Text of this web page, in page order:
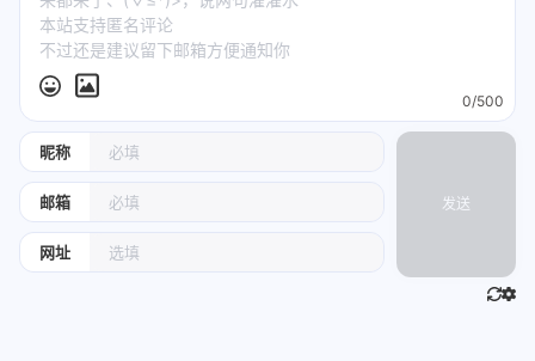
昵称
邮箱
网址
0/500
发送